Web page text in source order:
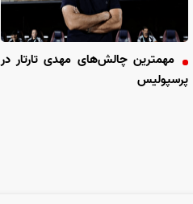
مهمترین چالش‌های مهدی تارتار در
پرسپولیس